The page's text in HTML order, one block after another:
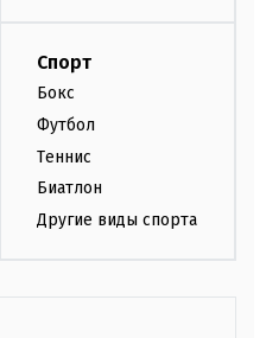
Спорт
Бокс
Футбол
Теннис
Биатлон
Другие виды спорта